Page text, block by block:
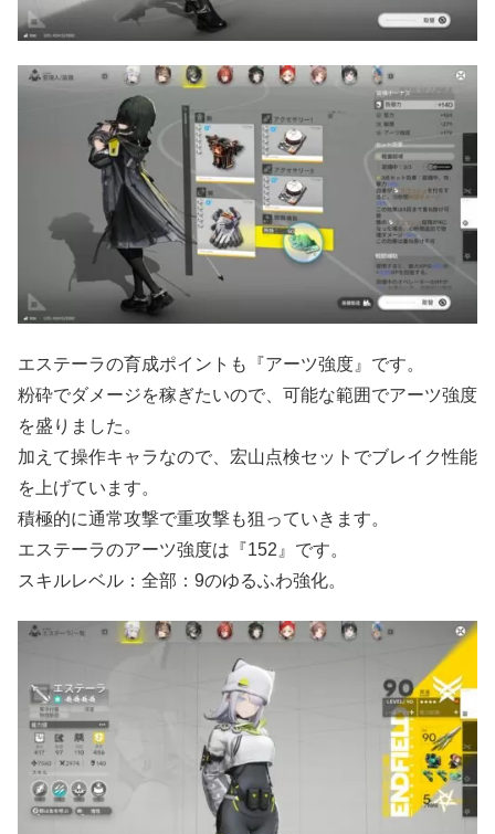
エステーラの育成ポイントも『アーツ強度』です。
粉砕でダメージを稼ぎたいので、可能な範囲でアーツ強度
を盛りました。
加えて操作キャラなので、宏山点検セットでブレイク性能
を上げています。
積極的に通常攻撃で重攻撃も狙っていきます。
エステーラのアーツ強度は『152』です。
スキルレベル：全部：9のゆるふわ強化。